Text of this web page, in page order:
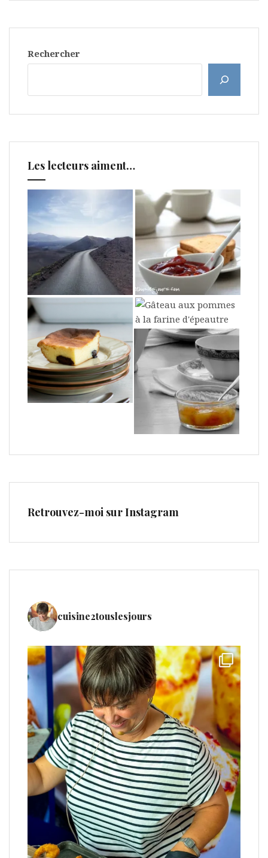
Rechercher
Les lecteurs aiment…
Retrouvez-moi sur Instagram
cuisine2touslesjours